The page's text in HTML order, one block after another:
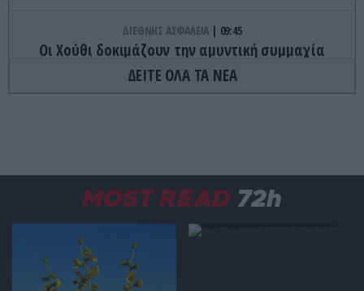
ΔΙΕΘΝΗΣ ΑΣΦΑΛΕΙΑ 09:45
Οι Χούθι δοκιμάζουν την αμυντική συμμαχία
Τουρκίας-Σ.Αραβίας – Το παράδοξο των
ελληνικών Patriot στην περιοχή
ΚΑΙΡΟΣ 09:34
Που θα φτάσει στους 39 βαθμούς ο καιρός
σήμερα – Μελτέμια στο Αιγαίο
ΔΕΙΤΕ ΟΛΑ ΤΑ ΝΕΑ
MOST READ 72h